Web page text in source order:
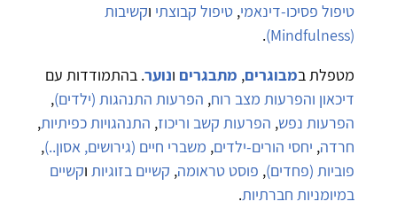
טיפול פסיכו-דינאמי, טיפול קבוצתי וקשיבות
(Mindfulness)
.
מטפלת במבוגרים, מתבגרים ונוער. בהתמודדות עם
דיכאון והפרעות מצב רוח, הפרעות התנהגות (ילדים),
הפרעות נפש, הפרעות קשב וריכוז, התנהגויות כפיתיות,
חרדה, יחסי הורים-ילדים, משברי חיים (גירושים, אסון..),
פוביות (פחדים), פוסט טראומה, קשיים בזוגיות וקשיים
במיומניות חברתיות.